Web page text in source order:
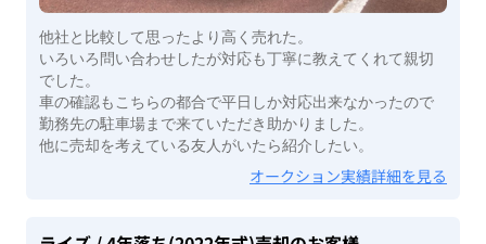
他社と比較して思ったより高く売れた。
いろいろ問い合わせしたが対応も丁寧に教えてくれて親切
でした。
車の確認もこちらの都合で平日しか対応出来なかったので
勤務先の駐車場まで来ていただき助かりました。
他に売却を考えている友人がいたら紹介したい。
オークション実績詳細を見る